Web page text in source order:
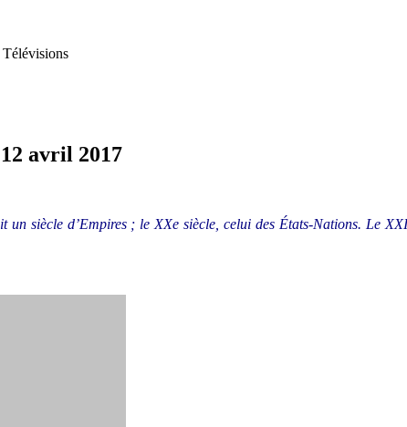
avril 2017
un siècle d’Empires ; le XXe siècle, celui des États-Nations. Le